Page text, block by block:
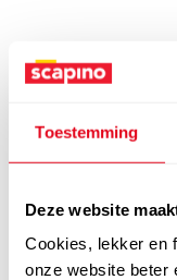
Toestemming
Deze website
Cookies, lekker en
onze website beter